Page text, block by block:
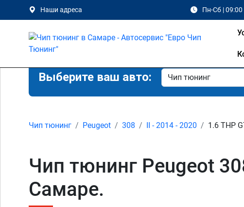
Наши адреса Пн-Сб | 09:00
Выберите ваш авто:
Чип тюнинг Peugeot 308 II - 2014 - 2020 1.6 THP
Чип тюнинг Peugeot
Самаре.